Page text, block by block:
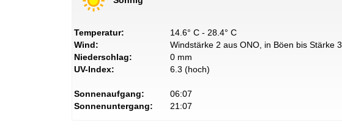
Temperatur:
14.6° C - 28.4° C
Wind:
Windstärke 2 aus ONO, in Böen bis Stärke 3
Niederschlag:
0 mm
UV-Index:
6.3 (hoch)
Sonnenaufgang:
06:07
Sonnenuntergang:
21:07